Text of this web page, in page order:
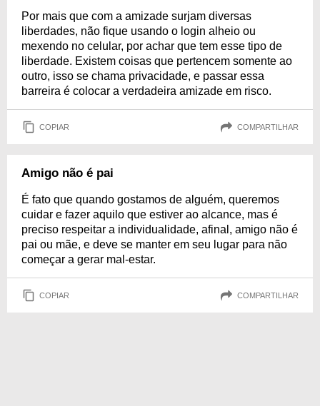
Por mais que com a amizade surjam diversas
liberdades, não fique usando o login alheio ou
mexendo no celular, por achar que tem esse tipo de
liberdade. Existem coisas que pertencem somente ao
outro, isso se chama privacidade, e passar essa
barreira é colocar a verdadeira amizade em risco.
COPIAR COMPARTILHAR
Amigo não é pai
É fato que quando gostamos de alguém, queremos
cuidar e fazer aquilo que estiver ao alcance, mas é
preciso respeitar a individualidade, afinal, amigo não é
pai ou mãe, e deve se manter em seu lugar para não
começar a gerar mal-estar.
COPIAR COMPARTILHAR